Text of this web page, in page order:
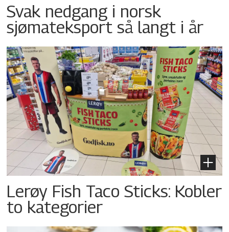
Svak nedgang i norsk
sjømateksport så langt i år
Lerøy Fish Taco Sticks: Kobler
to kategorier